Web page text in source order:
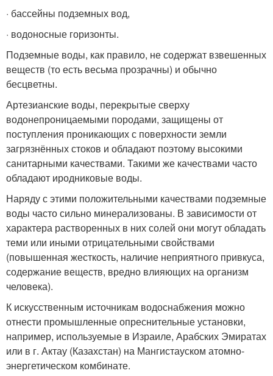
· бассейны подземных вод,
· водоносные горизонты.
Подземные воды, как правило, не содержат взвешенных
веществ (то есть весьма прозрачны) и обычно
бесцветны.
Артезианские воды, перекрытые сверху
водонепроницаемыми породами, защищены от
поступления проникающих с поверхности земли
загрязнённых стоков и обладают поэтому высокими
санитарными качествами. Такими же качествами часто
обладают иродниковые воды.
Наряду с этими положительными качествами подземные
воды часто сильно минерализованы. В зависимости от
характера растворенных в них солей они могут обладать
теми или иными отрицательными свойствами
(повышенная жесткость, наличие неприятного привкуса,
содержание веществ, вредно влияющих на организм
человека).
К искусственным источникам водоснабжения можно
отнести промышленные опреснительные установки,
например, используемые в Израиле, Арабских Эмиратах
или в г. Актау (Казахстан) на Мангистауском атомно-
энергетическом комбинате.